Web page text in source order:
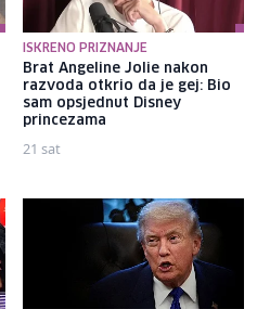
ISKRENO PRIZNANJE
Brat Angeline Jolie nakon
razvoda otkrio da je gej: Bio
sam opsjednut Disney
princezama
21 sat